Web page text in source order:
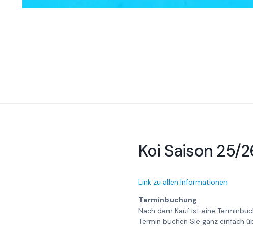
Koi Saison 25/
Link zu allen Informationen
Terminbuchung
Nach dem Kauf ist eine
Termin buchen Sie ganz einfach